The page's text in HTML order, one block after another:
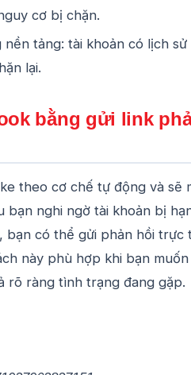
cơ bị chặn.
tảng: tài khoản có lịch sử
lại.
bằng gửi link
theo cơ chế tự động và sẽ
bạn nghi ngờ tài khoản bị
bạn có thể gửi phản hồi trực
này phù hợp khi bạn muốn
rõ ràng tình trạng đang gặp.